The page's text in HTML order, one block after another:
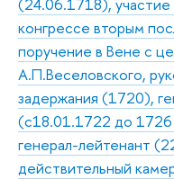
конгрессе вторым
поручение в Вене с
А.П.Веселовского,
задержания (1720),
(с18.01.1722 до
генерал-лейтенант
действительный